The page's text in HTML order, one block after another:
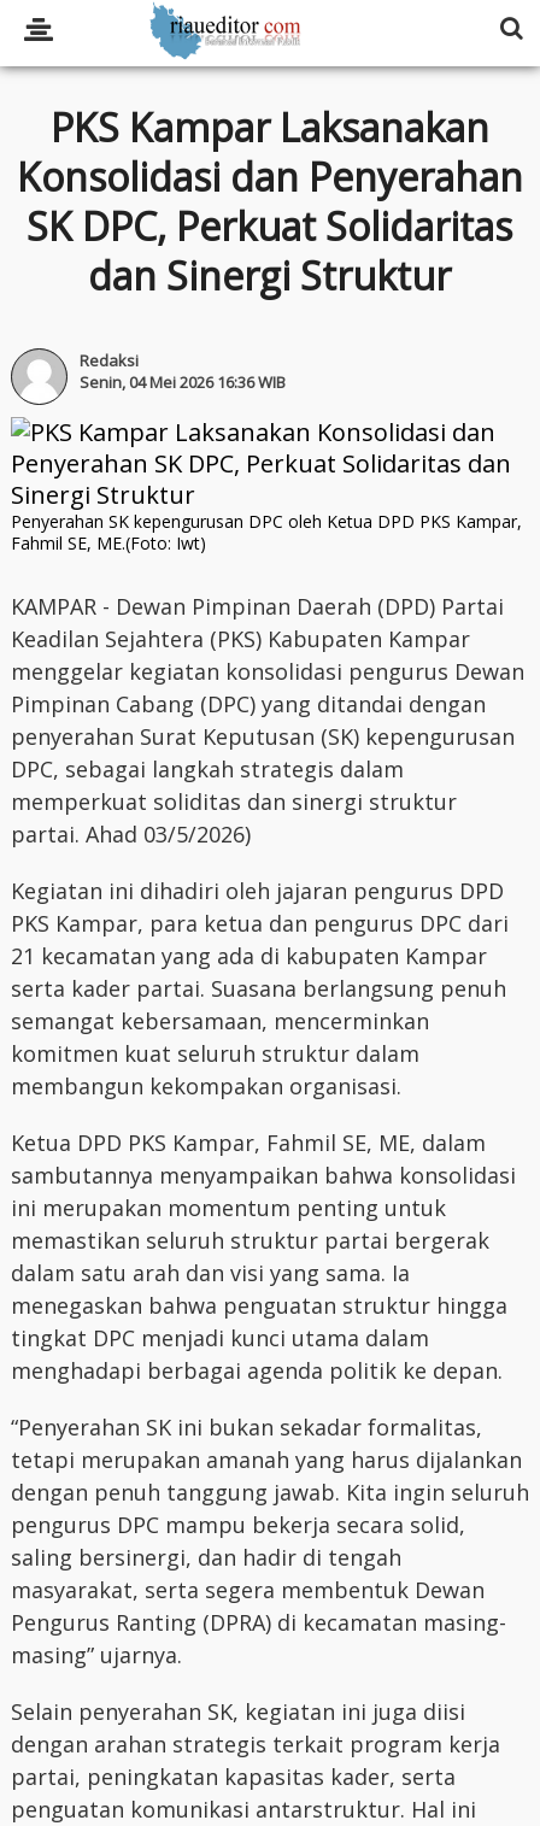
PKS Kampar Laksanakan
Konsolidasi dan Penyerahan
SK DPC, Perkuat Solidaritas
dan Sinergi Struktur
Redaksi
Senin, 04 Mei 2026 16:36 WIB
Penyerahan SK kepengurusan DPC oleh Ketua DPD PKS Kampar,
Fahmil SE, ME.(Foto: Iwt)
KAMPAR - Dewan Pimpinan Daerah (DPD) Partai
Keadilan Sejahtera (PKS) Kabupaten Kampar
menggelar kegiatan konsolidasi pengurus Dewan
Pimpinan Cabang (DPC) yang ditandai dengan
penyerahan Surat Keputusan (SK) kepengurusan
DPC, sebagai langkah strategis dalam
memperkuat soliditas dan sinergi struktur
partai. Ahad 03/5/2026)
Kegiatan ini dihadiri oleh jajaran pengurus DPD
PKS Kampar, para ketua dan pengurus DPC dari
21 kecamatan yang ada di kabupaten Kampar
serta kader partai. Suasana berlangsung penuh
semangat kebersamaan, mencerminkan
komitmen kuat seluruh struktur dalam
membangun kekompakan organisasi.
Ketua DPD PKS Kampar, Fahmil SE, ME, dalam
sambutannya menyampaikan bahwa konsolidasi
ini merupakan momentum penting untuk
memastikan seluruh struktur partai bergerak
dalam satu arah dan visi yang sama. Ia
menegaskan bahwa penguatan struktur hingga
tingkat DPC menjadi kunci utama dalam
menghadapi berbagai agenda politik ke depan.
“Penyerahan SK ini bukan sekadar formalitas,
tetapi merupakan amanah yang harus dijalankan
dengan penuh tanggung jawab. Kita ingin seluruh
pengurus DPC mampu bekerja secara solid,
saling bersinergi, dan hadir di tengah
masyarakat, serta segera membentuk Dewan
Pengurus Ranting (DPRA) di kecamatan masing-
masing” ujarnya.
Selain penyerahan SK, kegiatan ini juga diisi
dengan arahan strategis terkait program kerja
partai, peningkatan kapasitas kader, serta
penguatan komunikasi antarstruktur. Hal ini